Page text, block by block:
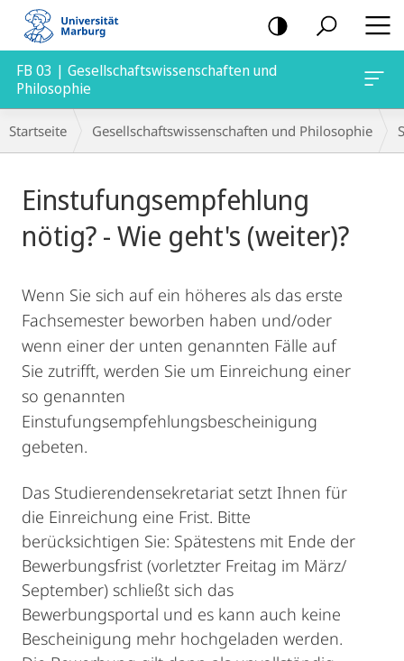
Mobile-
Navigation
FB 03 | Gesellschaftswissenschaften und
Philosophie
Breadcrumb-
Navigation
Startseite Gesellschaftswissenschaften und Philosophie
Einstufungsempfehlung
nötig? - Wie geht's (weiter)?
Wenn Sie sich auf ein höheres als das erste
Fachsemester beworben haben und/oder
wenn einer der unten genannten Fälle auf
Sie zutrifft, werden Sie um Einreichung einer
so genannten
Einstufungsempfehlungsbescheinigung
gebeten.
Das Studierendensekretariat setzt Ihnen für
die Einreichung eine Frist. Bitte
berücksichtigen Sie: Spätestens mit Ende der
Bewerbungsfrist (vorletzter Freitag im März/
September) schließt sich das
Bewerbungsportal und es kann auch keine
Bescheinigung mehr hochgeladen werden.